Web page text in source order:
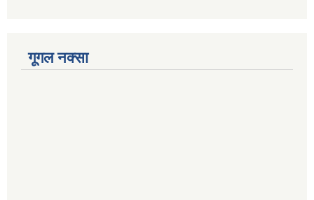
गूगल नक्सा